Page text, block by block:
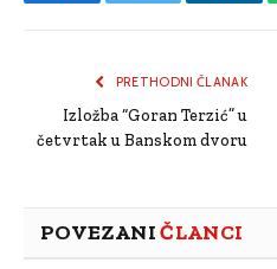
PRETHODNI ČLANAK
Izložba “Goran Terzić” u
četvrtak u Banskom dvoru
POVEZANIČLANCI